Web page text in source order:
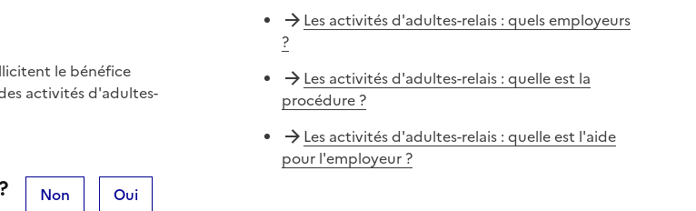
le bénéfice
activités d'adultes-
Non Oui
Les activités d'adultes-relais : quels employeurs
?
Les activités d'adultes-relais : quelle est la
procédure ?
Les activités d'adultes-relais : quelle est l'aide
pour l'employeur ?